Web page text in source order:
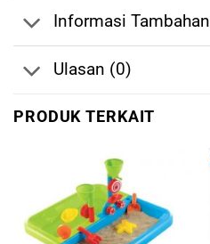
Informasi Tambahan
Ulasan (0)
PRODUK TERKAIT